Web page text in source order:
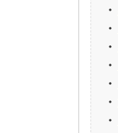
・
・
・
・
・
・
・